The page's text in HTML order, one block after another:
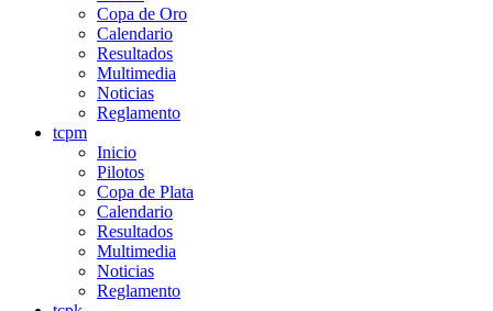
Copa de Oro
Calendario
Resultados
Multimedia
Noticias
Reglamento
tcpm
Inicio
Pilotos
Copa de Plata
Calendario
Resultados
Multimedia
Noticias
Reglamento